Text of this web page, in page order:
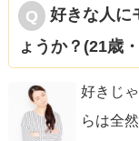
好きな人に
ょうか？(21歳・
好きじ
らは全